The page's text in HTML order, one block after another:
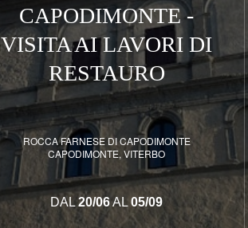
CAPODIMONTE -
VISITA AI LAVORI DI
RESTAURO
ROCCA FARNESE DI CAPODIMONTE
CAPODIMONTE, VITERBO
DAL20/06AL05/09